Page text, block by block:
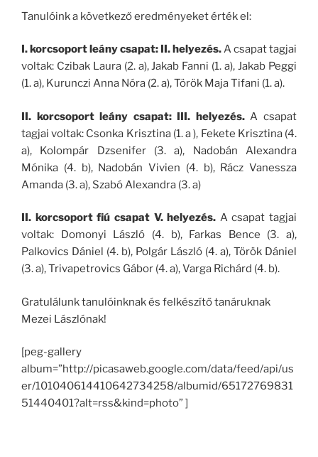
Tanulóink a következő eredményeket érték el:
I. korcsoport leány csapat: II. helyezés.A csapat tagjai
voltak: Czibak Laura (2. a), Jakab Fanni (1. a), Jakab Peggi
(1. a), Kurunczi Anna Nóra (2. a), Török Maja Tifani (1. a).
II. korcsoport leány csapat: III. helyezés.A csapat
tagjai voltak: Csonka Krisztina (1. a ), Fekete Krisztina (4.
a), Kolompár Dzsenifer (3. a), Nadobán Alexandra
Mónika (4. b), Nadobán Vivien (4. b), Rácz Vanessza
Amanda (3. a), Szabó Alexandra (3. a)
II. korcsoport fiú csapat V.helyezés. A csapat tagjai
voltak: Domonyi László (4. b), Farkas Bence (3. a),
Palkovics Dániel (4. b), Polgár László (4. a), Török Dániel
(3. a), Trivapetrovics Gábor (4. a), Varga Richárd (4. b).
Gratulálunk tanulóinknak és felkészítő tanáruknak
Mezei Lászlónak!
[peg-gallery
album=”http://picasaweb.google.com/data/feed/api/us
er/101040614410642734258/albumid/65172769831
51440401?alt=rss&kind=photo” ]